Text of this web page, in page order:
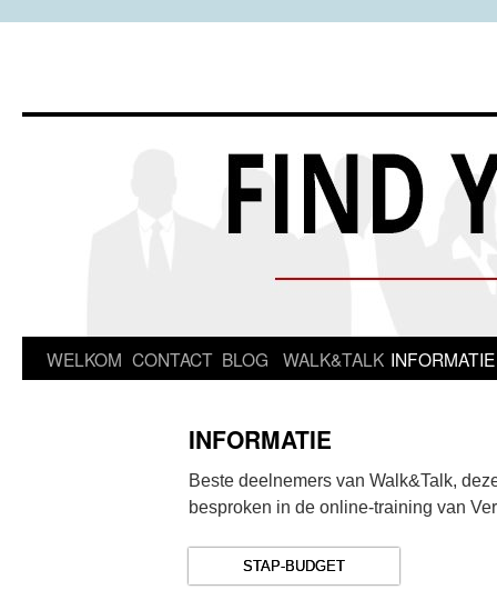
Spring
WELKOM CONTACT BLOG WALK&TALK INFORMATIE
INFORMATIE
Beste deelnemers van Walk&Talk,
besproken in de online-training van
STAP-BUDGET